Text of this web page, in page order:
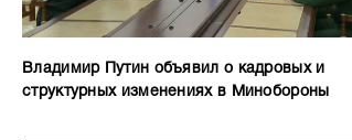
Владимир Путин объявил о кадровых и
структурных изменениях в Минобороны